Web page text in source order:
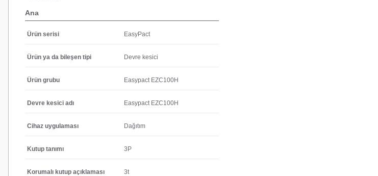
Ana
Ürün serisi EasyPact
Ürün ya da bileşen tipi Devre kesici
Ürün grubu Easypact EZC100H
Devre kesici adı Easypact EZC100H
Cihaz uygulaması Dağıtım
Kutup tanımı 3P
Korumalı kutup açıklaması 3t